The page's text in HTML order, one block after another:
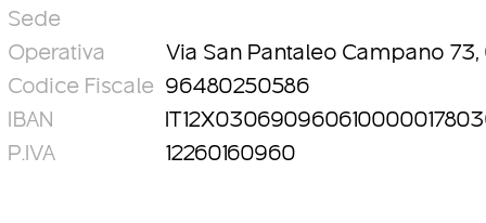
Sede
Operativa
Via San Pantaleo Campano 73,
Codice Fiscale 96480250586
IBAN
P.IVA
12260160960